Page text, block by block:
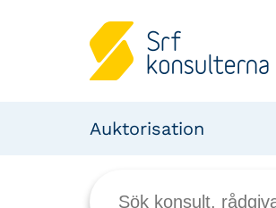
Auktorisation